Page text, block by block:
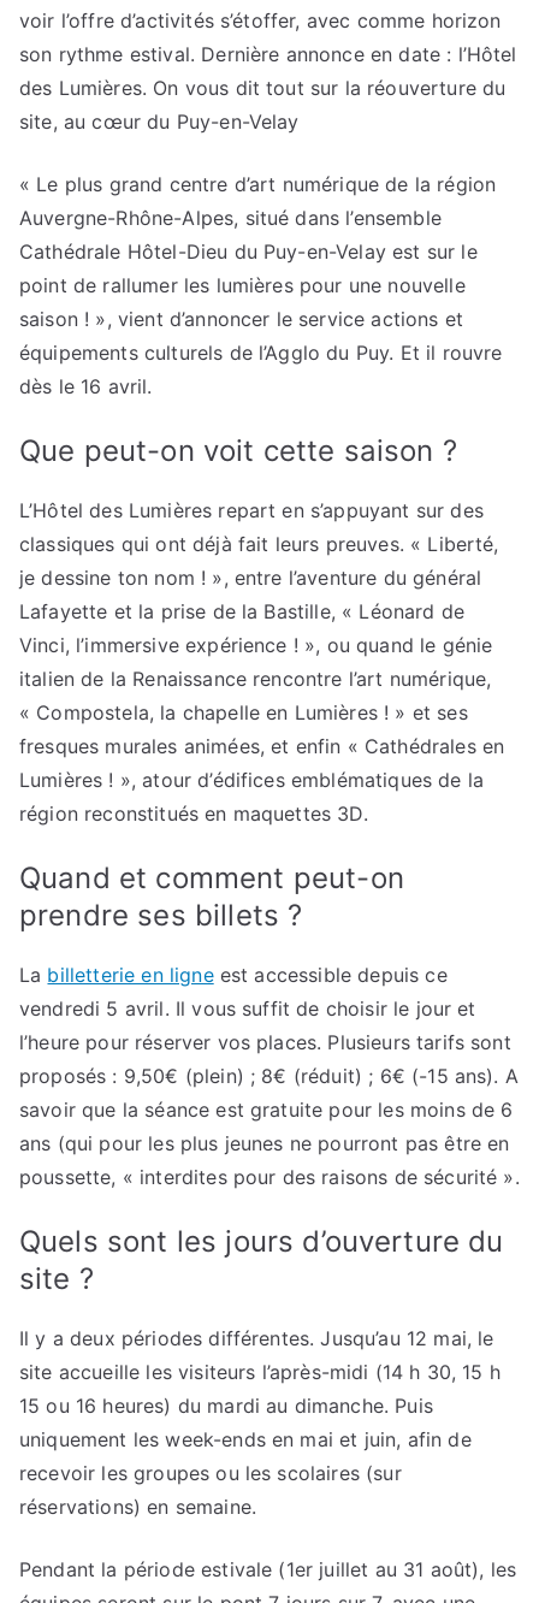
voir l’offre d’activités s’étoffer, avec comme horizon
son rythme estival. Dernière annonce en date : l’Hôtel
des Lumières. On vous dit tout sur la réouverture du
site, au cœur du Puy-en-Velay
« Le plus grand centre d’art numérique de la région
Auvergne-Rhône-Alpes, situé dans l’ensemble
Cathédrale Hôtel-Dieu du Puy-en-Velay est sur le
point de rallumer les lumières pour une nouvelle
saison ! », vient d’annoncer le service actions et
équipements culturels de l’Agglo du Puy. Et il rouvre
dès le 16 avril.
Que peut-on voit cette saison ?
L’Hôtel des Lumières repart en s’appuyant sur des
classiques qui ont déjà fait leurs preuves. « Liberté,
je dessine ton nom ! », entre l’aventure du général
Lafayette et la prise de la Bastille, « Léonard de
Vinci, l’immersive expérience ! », ou quand le génie
italien de la Renaissance rencontre l’art numérique,
« Compostela, la chapelle en Lumières ! » et ses
fresques murales animées, et enfin « Cathédrales en
Lumières ! », atour d’édifices emblématiques de la
région reconstitués en maquettes 3D.
Quand et comment peut-on
prendre ses billets ?
La billetterie en ligneest accessible depuis ce
vendredi 5 avril. Il vous suffit de choisir le jour et
l’heure pour réserver vos places. Plusieurs tarifs sont
proposés : 9,50€ (plein) ; 8€ (réduit) ; 6€ (-15 ans). A
savoir que la séance est gratuite pour les moins de 6
ans (qui pour les plus jeunes ne pourront pas être en
poussette, « interdites pour des raisons de sécurité ».
Quels sont les jours d’ouverture du
site ?
Il y a deux périodes différentes. Jusqu’au 12 mai, le
site accueille les visiteurs l’après-midi (14 h 30, 15 h
15 ou 16 heures) du mardi au dimanche. Puis
uniquement les week-ends en mai et juin, afin de
recevoir les groupes ou les scolaires (sur
réservations) en semaine.
Pendant la période estivale (1er juillet au 31 août), les